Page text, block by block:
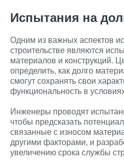
Испытания на
Одним из важных аспектов
строительстве являются
материалов и конструкций.
определить, как долго
смогут сохранять свои
функциональность в
Инженеры проводят
чтобы предсказать
связанные с износом
другими факторами, и
увеличению срока службы